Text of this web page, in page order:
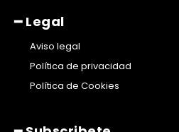
━ Legal
Aviso legal
Política de privacidad
Política de Cookies